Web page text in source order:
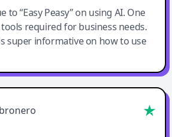
to “Easy Peasy” on using AI. One
required for business needs.
super informative on how to use